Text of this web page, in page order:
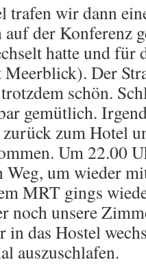
trafen wir dann
der Konferenz
hatte und für
Meerblick). Der
schön.
gemütlich.
zum Hotel
Um 22.00
Weg, um wieder
MRT gings
noch unsere
in das Hostel
auszuschlafen.